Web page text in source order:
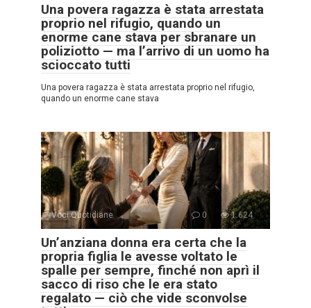
Una povera ragazza è stata arrestata
proprio nel rifugio, quando un
enorme cane stava per sbranare un
poliziotto — ma l’arrivo di un uomo ha
scioccato tutti
Una povera ragazza è stata arrestata proprio nel rifugio,
quando un enorme cane stava
Voci Quotidiane 0 1.624
Un’anziana donna era certa che la
propria figlia le avesse voltato le
spalle per sempre, finché non aprì il
sacco di riso che le era stato
regalato — ciò che vide sconvolse